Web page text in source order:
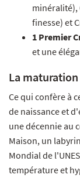
minéralité),
finesse) et
1 Premier
et une
La maturation
Ce qui confère à
de naissance et
une décennie au
Maison, un
Mondial de
température et